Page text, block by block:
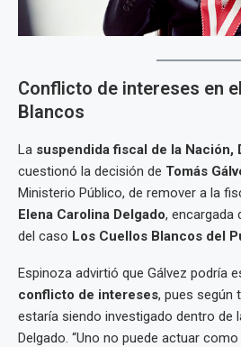
Conflicto de intereses en
Blancos
La suspendida fiscal de la Nación,
cuestionó la decisión de Tomás
Ministerio Público, de remover a la
Elena Carolina Delgado, encargada
del caso Los Cuellos Blancos del
Espinoza advirtió que Gálvez podría
conflicto de intereses, pues según
estaría siendo investigado dentro de
Delgado. “Uno no puede actuar